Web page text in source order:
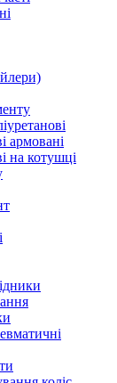
армовані
на котушці